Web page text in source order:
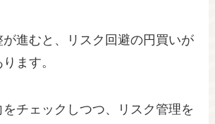
進むと、リスク回避の円買いが
ます。
チェックしつつ、リスク管理を